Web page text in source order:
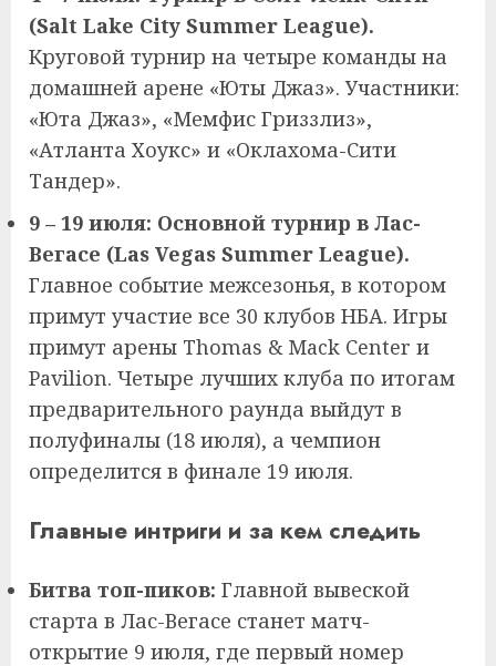
(Salt Lake City Summer League).
Круговой турнир на четыре команды на
домашней арене «Юты Джаз». Участники:
«Юта Джаз», «Мемфис Гриззлиз»,
«Атланта Хоукс» и «Оклахома-Сити
Тандер».
9 – 19 июля: Основной турнир в Лас-
Вегасе (Las Vegas Summer League).
Главное событие межсезонья, в котором
примут участие все 30 клубов НБА. Игры
примут арены Thomas & Mack Center и
Pavilion. Четыре лучших клуба по итогам
предварительного раунда выйдут в
полуфиналы (18 июля), а чемпион
определится в финале 19 июля.
Главные интриги и за кем следить
Битва топ-пиков: Главной вывеской
старта в Лас-Вегасе станет матч-
открытие 9 июля, где первый номер